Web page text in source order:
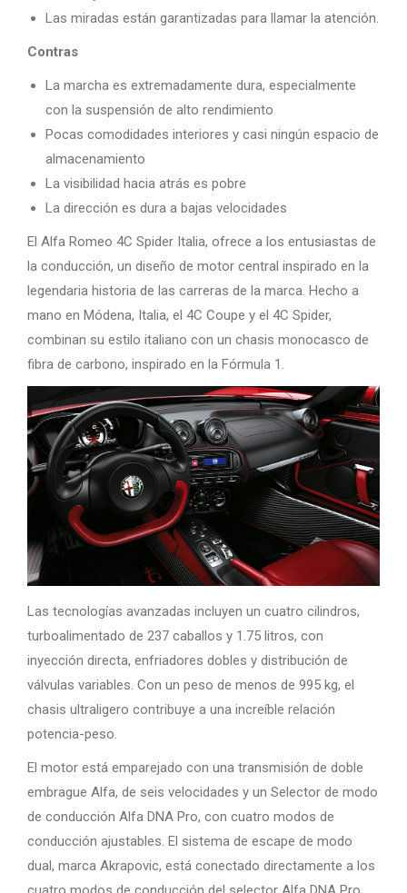
Las miradas están garantizadas para llamar la atención.
Contras
La marcha es extremadamente dura, especialmente
con la suspensión de alto rendimiento
Pocas comodidades interiores y casi ningún espacio de
almacenamiento
La visibilidad hacia atrás es pobre
La dirección es dura a bajas velocidades
El Alfa Romeo 4C Spider Italia, ofrece a los entusiastas de
la conducción, un diseño de motor central inspirado en la
legendaria historia de las carreras de la marca. Hecho a
mano en Módena, Italia, el 4C Coupe y el 4C Spider,
combinan su estilo italiano con un chasis monocasco de
fibra de carbono, inspirado en la Fórmula 1.
Las tecnologías avanzadas incluyen un cuatro cilindros,
turboalimentado de 237 caballos y 1.75 litros, con
inyección directa, enfriadores dobles y distribución de
válvulas variables. Con un peso de menos de 995 kg, el
chasis ultraligero contribuye a una increíble relación
potencia-peso.
El motor está emparejado con una transmisión de doble
embrague Alfa, de seis velocidades y un Selector de modo
de conducción Alfa DNA Pro, con cuatro modos de
conducción ajustables. El sistema de escape de modo
dual, marca Akrapovic, está conectado directamente a los